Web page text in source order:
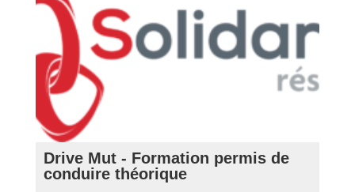
Drive Mut - Formation permis de
conduire théorique